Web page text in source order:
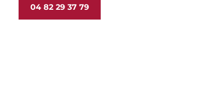
04 82 29 37 79